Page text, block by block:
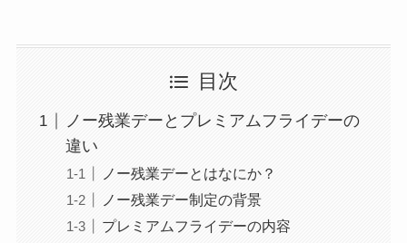
目次
ノー残業デーとプレミアムフライデーの
違い
ノー残業デーとはなにか？
ノー残業デー制定の背景
プレミアムフライデーの内容